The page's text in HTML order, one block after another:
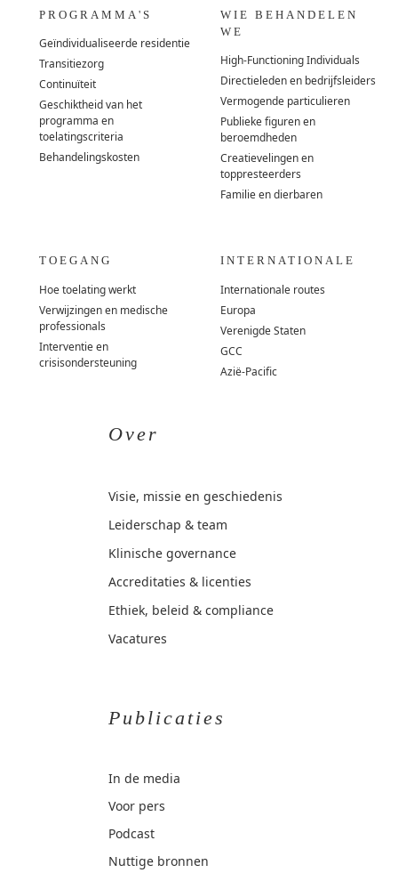
PROGRAMMA'S
Geïndividualiseerde residentie
Transitiezorg
Continuïteit
Geschiktheid van het
programma en
toelatingscriteria
Behandelingskosten
WIE BEHANDELEN
WE
High-Functioning Individuals
Directieleden en bedrijfsleiders
Vermogende particulieren
Publieke figuren en
beroemdheden
Creatievelingen en
toppresteerders
Familie en dierbaren
TOEGANG
Hoe toelating werkt
Verwijzingen en medische
professionals
Interventie en
crisisondersteuning
INTERNATIONALE
Internationale routes
Europa
Verenigde Staten
GCC
Azië-Pacific
Over
Visie, missie en geschiedenis
Leiderschap & team
Klinische governance
Accreditaties & licenties
Ethiek, beleid & compliance
Vacatures
Publicaties
In de media
Voor pers
Podcast
Nuttige bronnen